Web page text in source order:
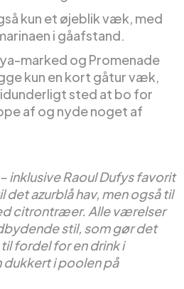
kun et øjeblik væk, med
i gåafstand.
marked og Promenade
kun en kort gåtur væk,
sted at bo for
af og nyde noget af
inklusive Raoul Dufys favorit
det azurblå hav, men også til
citrontræer. Alle værelser
stil, som gør det
fordel for en drink i
dukkert i poolen på